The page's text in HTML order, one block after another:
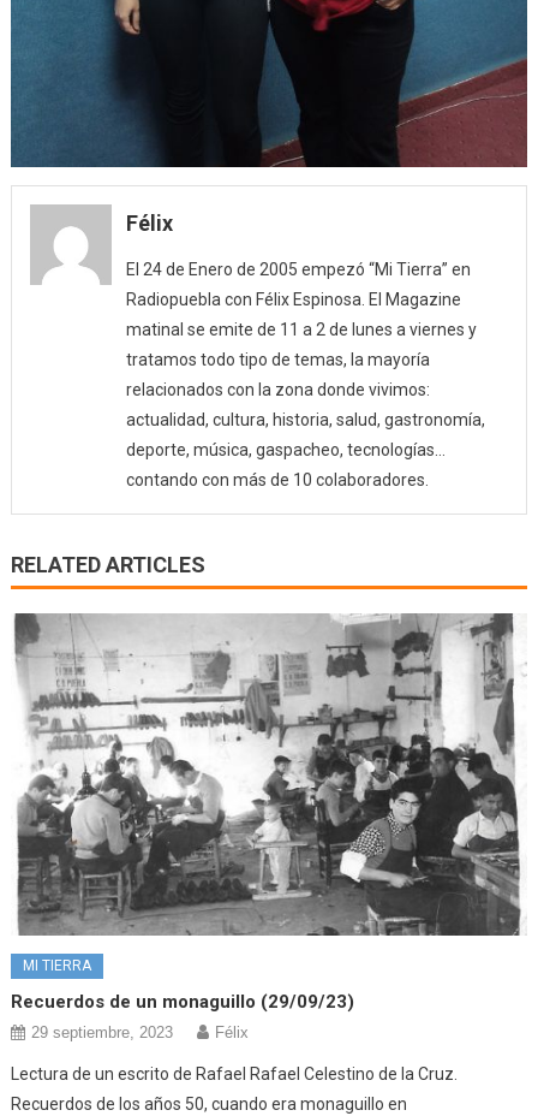
Félix
El 24 de Enero de 2005 empezó “Mi Tierra” en
Radiopuebla con Félix Espinosa. El Magazine
matinal se emite de 11 a 2 de lunes a viernes y
tratamos todo tipo de temas, la mayoría
relacionados con la zona donde vivimos:
actualidad, cultura, historia, salud, gastronomía,
deporte, música, gaspacheo, tecnologías…
contando con más de 10 colaboradores.
RELATED ARTICLES
MI TIERRA
Recuerdos de un monaguillo (29/09/23)
29 septiembre, 2023 Félix
Lectura de un escrito de Rafael Rafael Celestino de la Cruz.
Recuerdos de los años 50, cuando era monaguillo en